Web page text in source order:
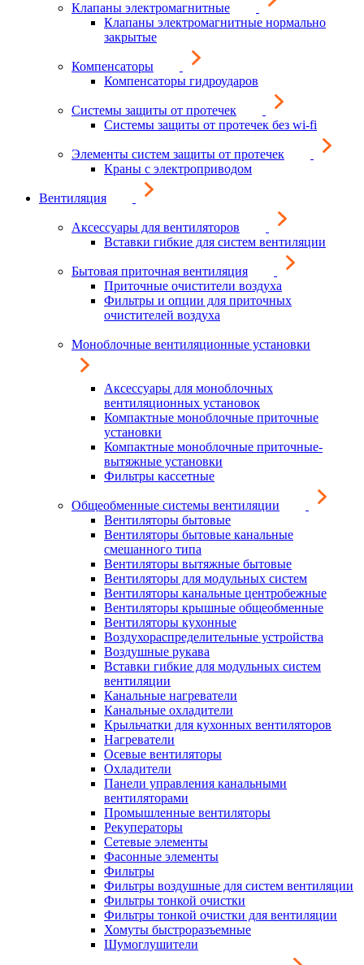
Клапаны электромагнитные
Клапаны электромагнитные нормально
закрытые
Компенсаторы
Компенсаторы гидроударов
Системы защиты от протечек
Системы защиты от протечек без wi-fi
Элементы систем защиты от протечек
Краны с электроприводом
Вентиляция
Аксессуары для вентиляторов
Вставки гибкие для систем вентиляции
Бытовая приточная вентиляция
Приточные очистители воздуха
Фильтры и опции для приточных
очистителей воздуха
Моноблочные вентиляционные установки
Аксессуары для моноблочных
вентиляционных установок
Компактные моноблочные приточные
установки
Компактные моноблочные приточные-
вытяжные установки
Фильтры кассетные
Общеобменные системы вентиляции
Вентиляторы бытовые
Вентиляторы бытовые канальные
смешанного типа
Вентиляторы вытяжные бытовые
Вентиляторы для модульных систем
Вентиляторы канальные центробежные
Вентиляторы крышные общеобменные
Вентиляторы кухонные
Воздухораспределительные устройства
Воздушные рукава
Вставки гибкие для модульных систем
вентиляции
Канальные нагреватели
Канальные охладители
Крыльчатки для кухонных вентиляторов
Нагреватели
Осевые вентиляторы
Охладители
Панели управления канальными
вентиляторами
Промышленные вентиляторы
Рекуператоры
Сетевые элементы
Фасонные элементы
Фильтры
Фильтры воздушные для систем вентиляции
Фильтры тонкой очистки
Фильтры тонкой очистки для вентиляции
Хомуты быстроразъемные
Шумоглушители